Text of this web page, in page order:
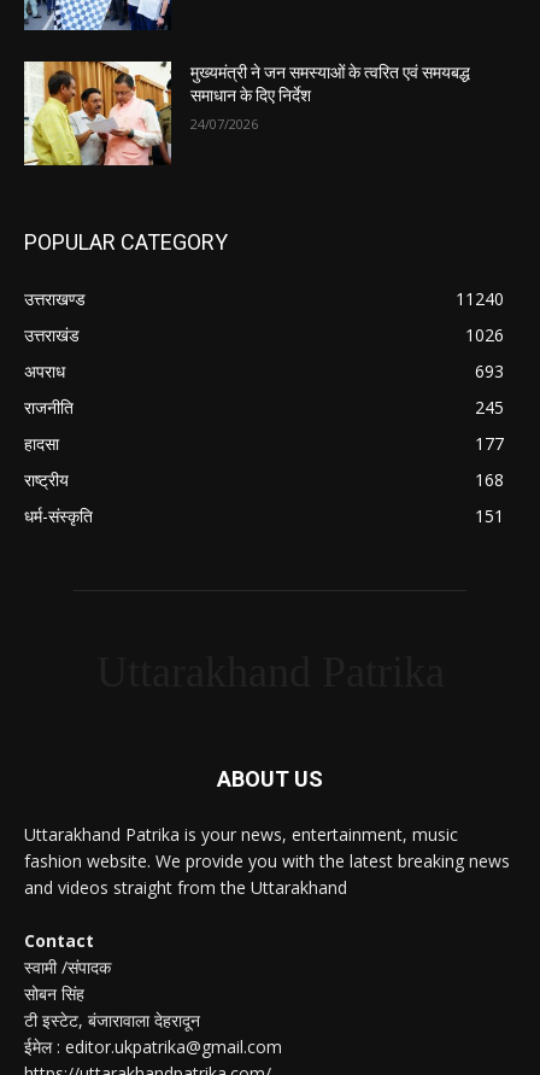
मुख्यमंत्री ने जन समस्याओं के त्वरित एवं समयबद्ध
समाधान के दिए निर्देश
24/07/2026
POPULAR CATEGORY
उत्तराखण्ड
11240
उत्तराखंड
1026
अपराध
693
राजनीति
245
हादसा
177
राष्ट्रीय
168
धर्म-संस्कृति
151
ABOUT US
Uttarakhand Patrika is your news, entertainment, music
fashion website. We provide you with the latest breaking news
and videos straight from the Uttarakhand
Contact
स्वामी /संपादक
सोबन सिंह
टी इस्टेट, बंजारावाला देहरादून
ईमेल : editor.ukpatrika@gmail.com